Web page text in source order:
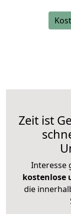
Zeit ist
Interesse
kostenlose
die